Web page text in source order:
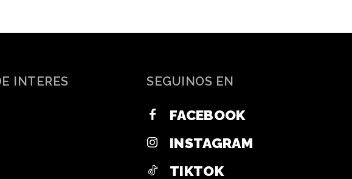
INTERES SEGUINOS EN
FACEBOOK
INSTAGRAM
TIKTOK